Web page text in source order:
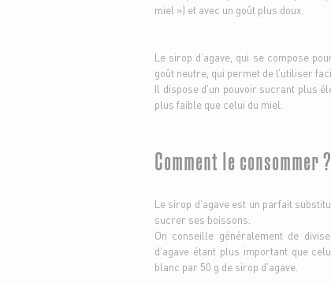
miel ») et avec un goût plus doux.
Le sirop d’agave, qui se compose
goût neutre, qui permet de l’utiliser
Il dispose d’un pouvoir sucrant plus
plus faible que celui du miel.
Comment le consommer ?
Le sirop d’agave est un parfait
sucrer ses boissons.
On conseille généralement de
d’agave étant plus important que
blanc par 50 g de sirop d’agave.